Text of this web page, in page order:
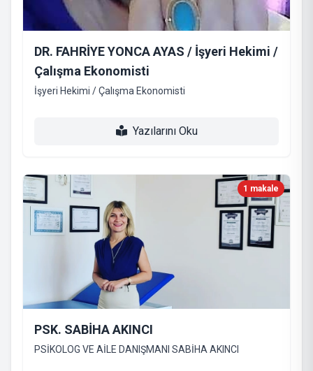
DR. FAHRİYE YONCA AYAS / İşyeri Hekimi /
Çalışma Ekonomisti
İşyeri Hekimi / Çalışma Ekonomisti
Yazılarını Oku
1 makale
PSK. SABİHA AKINCI
PSİKOLOG VE AİLE DANIŞMANI SABİHA AKINCI